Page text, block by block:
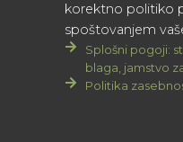
korektno politiko
spoštovanjem
Splošni pogoji:
blaga, jamstvo
Politika